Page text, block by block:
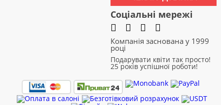
Соціальні мережі
Компанія заснована у 1999
році
Подарувати квіти так просто!
25 років успішної роботи!